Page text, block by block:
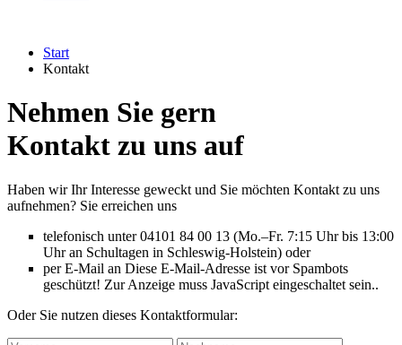
Start
Kontakt
Nehmen Sie gern
Kontakt zu uns auf
Haben wir Ihr Interesse geweckt und Sie möchten Kontakt zu uns
aufnehmen? Sie erreichen uns
telefonisch unter 04101 84 00 13 (Mo.–Fr. 7:15 Uhr bis 13:00
Uhr an Schultagen in Schleswig-Holstein) oder
per E-Mail an Diese E-Mail-Adresse ist vor Spambots
geschützt! Zur Anzeige muss JavaScript eingeschaltet sein..
Oder Sie nutzen dieses Kontaktformular: